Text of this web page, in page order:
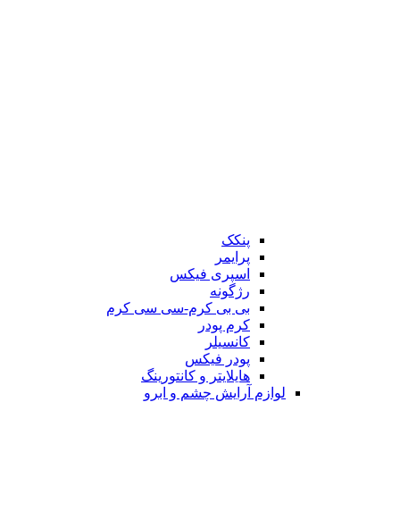
پنکک
پرایمر
اسپری فیکس
رژگونه
بی بی کرم-سی سی کرم
کرم پودر
کانسیلر
پودر فیکس
هایلایتر و کانتورینگ
لوازم آرایش چشم و ابرو